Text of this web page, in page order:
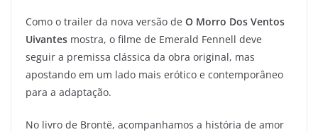
Como o trailer da nova versão de O Morro Dos Ventos
Uivantes mostra, o filme de Emerald Fennell deve
seguir a premissa clássica da obra original, mas
apostando em um lado mais erótico e contemporâneo
para a adaptação.
No livro de Brontë, acompanhamos a história de amor